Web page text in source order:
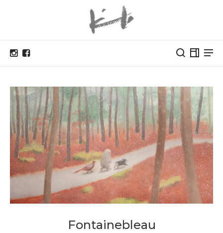
Fontainebleau